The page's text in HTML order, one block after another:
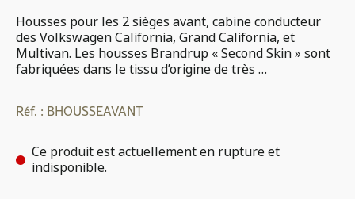
Housses pour les 2 sièges avant, cabine conducteur
des Volkswagen California, Grand California, et
Multivan. Les housses Brandrup « Second Skin » sont
fabriquées dans le tissu d’origine de très …
Réf. : BHOUSSEAVANT
Ce produit est actuellement en rupture et
indisponible.